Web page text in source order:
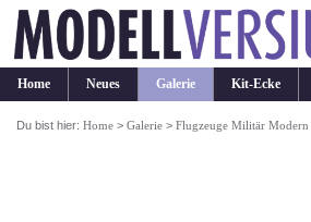
Home Neues Galerie Kit-Ecke
Du bist hier:Home >Galerie >Flugzeuge Militär Modern